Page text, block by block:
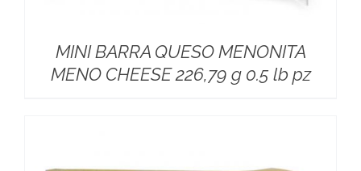
MINI BARRA QUESO MENONITA
MENO CHEESE 226,79 g 0.5 lb pz